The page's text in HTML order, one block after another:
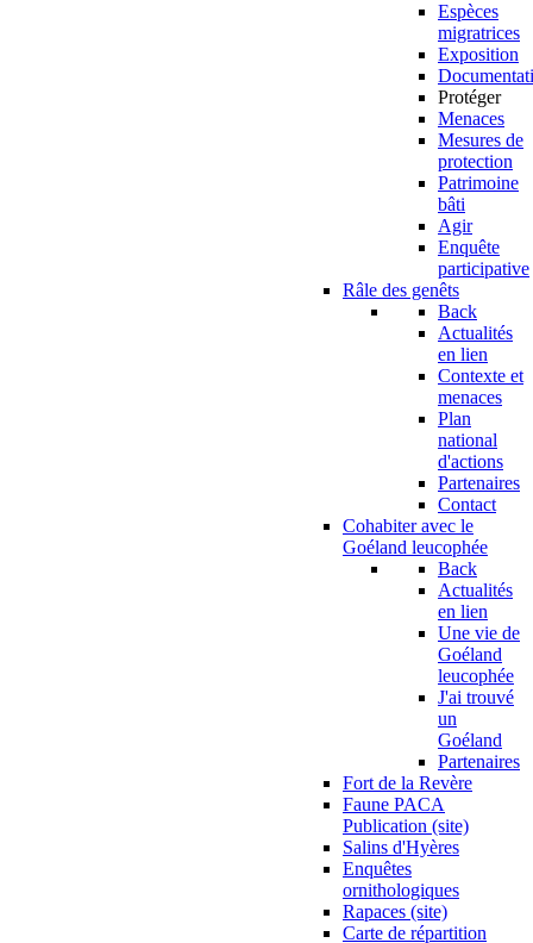
Espèces
migratrices
Exposition
Protéger
Menaces
Mesures de
protection
Patrimoine
bâti
Agir
Enquête
participative
Râle des genêts
Back
Actualités
en lien
Contexte et
menaces
Plan
national
d'actions
Partenaires
Contact
Cohabiter avec le
Goéland leucophée
Back
Actualités
en lien
Une vie de
Goéland
leucophée
J'ai trouvé
un
Goéland
Partenaires
Fort de la Revère
Faune PACA
Publication (site)
Salins d'Hyères
Enquêtes
ornithologiques
Rapaces (site)
Carte de répartition